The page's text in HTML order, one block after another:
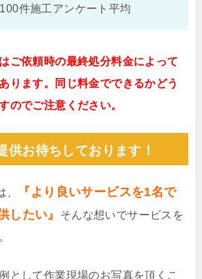
件施工アンケート平均
ご依頼時の最終処分料金によって
ります。同じ料金でできるかどう
のでご注意ください。
供お待ちしております！
『より良いサービスを1名で
したい』
そんな想いでサービスを
として作業現場のお写真を頂くこ